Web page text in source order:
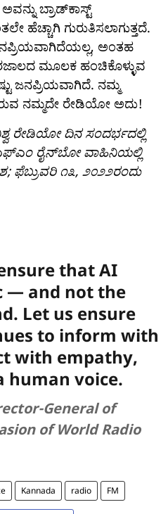
ಬ್ರಾಡ್‌ಕಾಸ್ಟ್
ಹೆಚ್ಚಾಗಿ ಗುರುತಿಸಲಾಗುತ್ತದೆ.
ಅಂತಹ
ಮೂಲಕ ಹಂಚಿಕೊಳ್ಳುವ
ಜನಪ್ರಿಯವಾಗಿದೆ. ನಮ್ಮ
ನಮ್ಮದೇ ರೇಡಿಯೋ ಅದು!
ರೇಡಿಯೋ ದಿನ ಸಂದರ್ಭದಲ್ಲಿ
ರೈನ್‌ಬೋ ವಾಹಿನಿಯಲ್ಲಿ
ಫೆಬ್ರುವರಿ ೧೩, ೨೦೨೨ರಂದು
that AI
— and not the
Let us ensure
to inform with
with empathy,
human voice.
General of
of World Radio
Kannada radio FM